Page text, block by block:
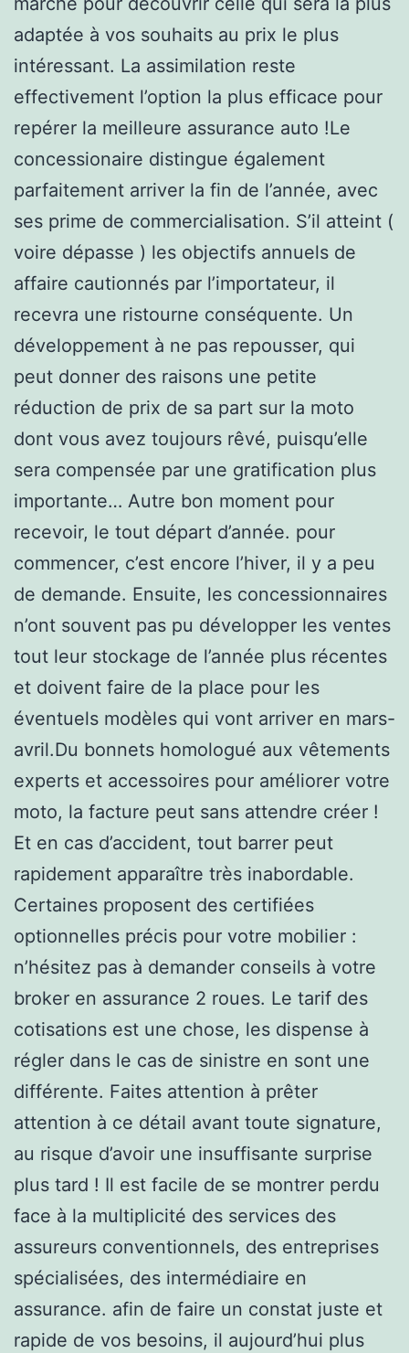
adaptée à vos souhaits au prix le plus
intéressant. La assimilation reste
effectivement l’option la plus efficace pour
repérer la meilleure assurance auto !Le
concessionaire distingue également
parfaitement arriver la fin de l’année, avec
ses prime de commercialisation. S’il atteint (
voire dépasse ) les objectifs annuels de
affaire cautionnés par l’importateur, il
recevra une ristourne conséquente. Un
développement à ne pas repousser, qui
peut donner des raisons une petite
réduction de prix de sa part sur la moto
dont vous avez toujours rêvé, puisqu’elle
sera compensée par une gratification plus
importante… Autre bon moment pour
recevoir, le tout départ d’année. pour
commencer, c’est encore l’hiver, il y a peu
de demande. Ensuite, les concessionnaires
n’ont souvent pas pu développer les ventes
tout leur stockage de l’année plus récentes
et doivent faire de la place pour les
éventuels modèles qui vont arriver en mars-
avril.Du bonnets homologué aux vêtements
experts et accessoires pour améliorer votre
moto, la facture peut sans attendre créer !
Et en cas d’accident, tout barrer peut
rapidement apparaître très inabordable.
Certaines proposent des certifiées
optionnelles précis pour votre mobilier :
n’hésitez pas à demander conseils à votre
broker en assurance 2 roues. Le tarif des
cotisations est une chose, les dispense à
régler dans le cas de sinistre en sont une
différente. Faites attention à prêter
attention à ce détail avant toute signature,
au risque d’avoir une insuffisante surprise
plus tard ! Il est facile de se montrer perdu
face à la multiplicité des services des
assureurs conventionnels, des entreprises
spécialisées, des intermédiaire en
assurance. afin de faire un constat juste et
rapide de vos besoins, il aujourd’hui plus